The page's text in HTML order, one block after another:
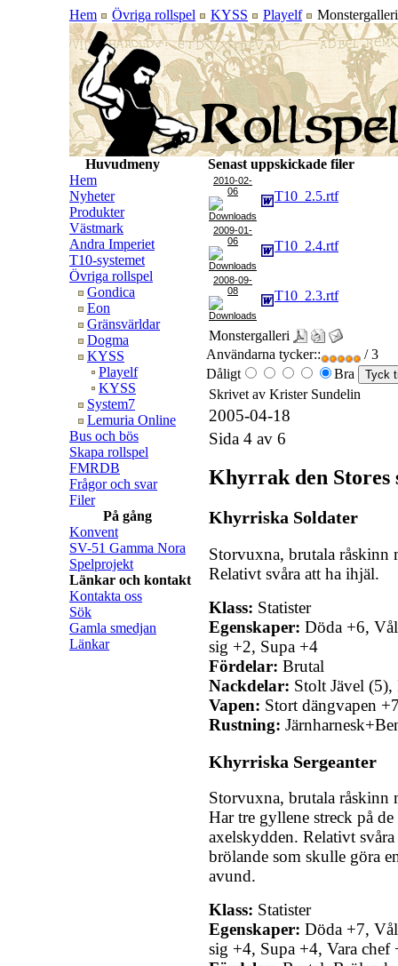
Hem Övriga rollspel KYSS Playelf Monstergalleri
Huvudmeny
Hem
Nyheter
Produkter
Västmark
Andra Imperiet
T10-systemet
Övriga rollspel
Gondica
Eon
Gränsvärldar
Dogma
KYSS
Playelf
KYSS
System7
Lemuria Online
Bus och bös
Skapa rollspel
FMRDB
Frågor och svar
Filer
På gång
Konvent
SV-51 Gamma Nora
Spelprojekt
Länkar och kontakt
Kontakta oss
Sök
Gamla smedjan
Länkar
Senast uppskickade filer
2010-02-
06
T10_2.5.rtf
2009-01-
06
T10_2.4.rtf
2008-09-
08
T10_2.3.rtf
Monstergalleri
Användarna tycker::
/ 3
Dåligt
Bra
Skrivet av Krister Sundelin
2005-04-18
Sida 4 av 6
Khyrrak den Stores
Khyrriska Soldater
Storvuxna, brutala
Relativt svåra att ha ihjäl.
Klass: Statister
Egenskaper: Döda +6,
sig +2, Supa +4
Fördelar: Brutal
Nackdelar: Stolt Jävel
Vapen: Stort dängvapen
Rustning:
Khyrriska Sergeanter
Storvuxna, brutala
Har tre gyllene streck på
axelskydden. Relativt
brölande som skulle göra
avund.
Klass: Statister
Egenskaper: Döda +7,
sig +4, Supa +4, Vara chef